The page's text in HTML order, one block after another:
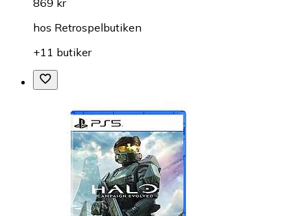
hos Retrospelbutiken
+11 butiker